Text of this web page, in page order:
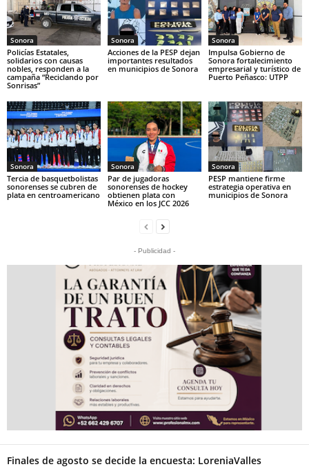
Sonora
Policías Estatales,
solidarios con causas
nobles, responden a la
campaña “Reciclando por
Sonrisas”
Sonora
Acciones de la PESP dejan
importantes resultados
en municipios de Sonora
Sonora
Impulsa Gobierno de
Sonora fortalecimiento
empresarial y turístico de
Puerto Peñasco: UTPP
Sonora
Tercia de basquetbolistas
sonorenses se cubren de
plata en centroamericano
Sonora
Par de jugadoras
sonorenses de hockey
obtienen plata con
México en los JCC 2026
Sonora
PESP mantiene firme
estrategia operativa en
municipios de Sonora
- Publicidad -
Finales de agosto se decide la encuesta: LoreniaValles